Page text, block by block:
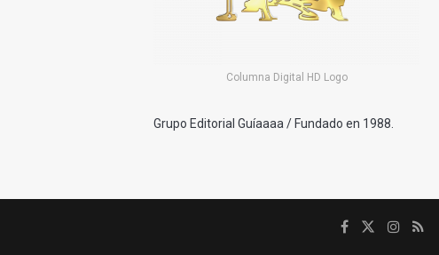
Columna Digital HD Logo
Grupo Editorial Guíaaaa / Fundado en 1988.